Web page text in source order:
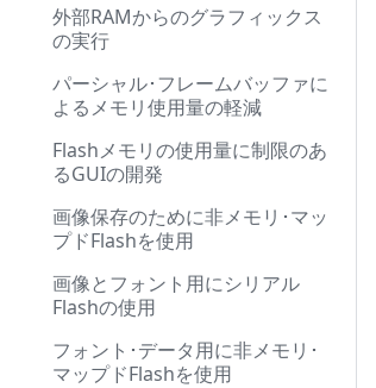
外部RAMからのグラフィックス
の実行
パーシャル･フレームバッファに
よるメモリ使用量の軽減
Flashメモリの使用量に制限のあ
るGUIの開発
画像保存のために非メモリ･マッ
プドFlashを使用
画像とフォント用にシリアル
Flashの使用
フォント･データ用に非メモリ･
マップドFlashを使用